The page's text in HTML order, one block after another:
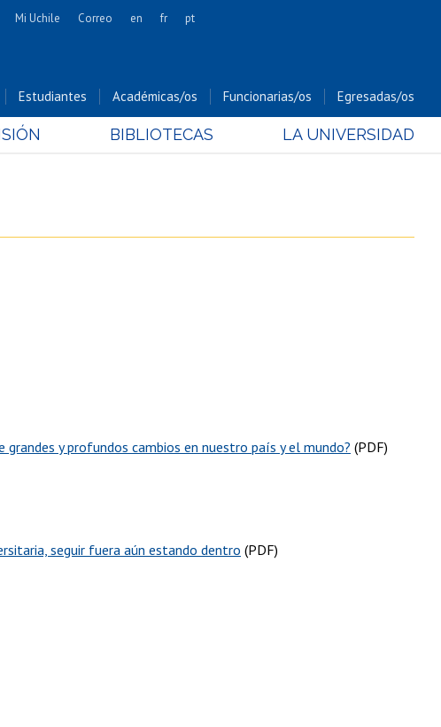
Cs. Forestales y Conservación
Cs. Sociales
Mi Uchile Correo en fr pt
Estudiantes Académicas/os Funcionarias/os Egresadas/os
BIBLIOTECAS LA UNIVERSIDAD
y profundos cambios en nuestro país y el mundo? (PDF)
seguir fuera aún estando dentro (PDF)